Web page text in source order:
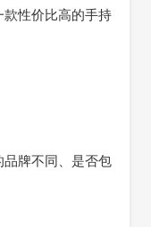
性价比高的手持
牌不同、是否包